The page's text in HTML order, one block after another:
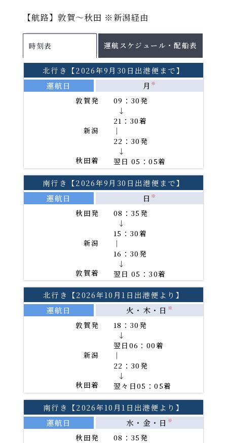
各運航日の船舶名はこちらをご確認ください。
PDF
2026年9月 PDF
2026年10月 PDF
2026年11月 PDF
PDFファイルをご覧になる
には、Adobe(R)Reader(TM)が必要です。
【航路】敦賀～秋田 ※新潟経由
時刻表
北行き【2026年9月30日出港便まで】
運航日
月 ※
敦賀発
新潟
秋田着
09：30発
→
21：30着
｜
22：30発
→
翌日 05：05着
南行き【2026年9月30日出港便まで】
運航日
日 ※
秋田発
新潟
敦賀着
08：35発
→
15：30着
｜
16：30発
→
翌日 05：30着
北行き【2026年10月1日出港便より】
運航日
火・木・日 ※
敦賀発
新潟
秋田着
18：30発
→
翌日06：00着
｜
22：30発
→
翌々日05：05着
南行き【2026年10月1日出港便より】
運航日
水・金・日 ※
秋田発 08：35発
運航スケジュール・配船表